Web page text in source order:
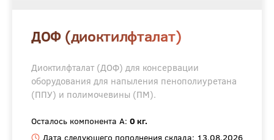
ДОФ (диоктилфталат)
Диоктилфталат (ДОФ) для консервации
оборудования для напыления пенополиуретана
(ППУ) и полимочевины (ПМ).
Осталось компонента А: 0 кг.
Дата следующего пополнения склада: 13.08.2026